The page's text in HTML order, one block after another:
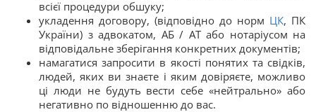
всієї процедури обшуку;
укладення договору, (відповідно до норм ЦК, ПК
України) з адвокатом, АБ / АТ або нотаріусом на
відповідальне зберігання конкретних документів;
намагатися запросити в якості понятих та свідків,
людей, яких ви знаєте і яким довіряєте, можливо
ці люди не будуть вести себе «нейтрально» або
негативно по відношенню до вас.